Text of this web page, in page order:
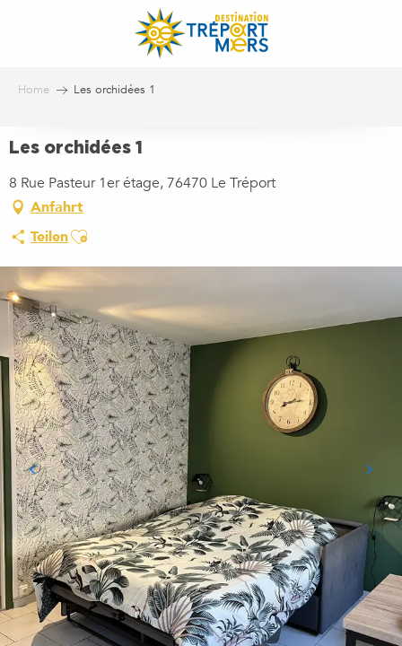
Home Les orchidées 1
Les orchidées 1
8 Rue Pasteur 1er étage, 76470 Le Tréport
Anfahrt
TeilenAjouter aux favoris